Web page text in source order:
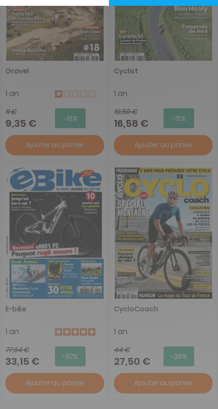
Gravel
1 an
11 €
9,35 € -15%
Ajouter au panier
Cyclist
1 an
19,50 €
16,58 € -15%
Ajouter au panier
E-bike
1 an
77,64 €
33,15 € -57%
Ajouter au panier
CycloCoach
1 an
44 €
27,50 € -38%
Ajouter au panier